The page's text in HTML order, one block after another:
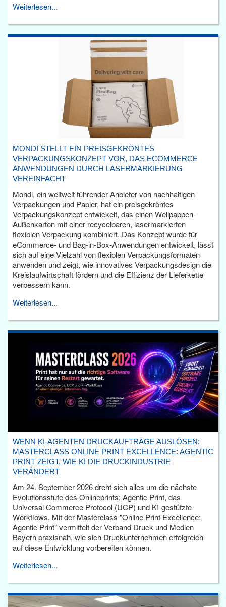
Weiterlesen...
MONDI STELLT EIN PREISGEKRÖNTES
VERPACKUNGSKONZEPT VOR, DAS ECOMMERCE
ANWENDUNGEN DURCH LASERMARKIERUNG
VEREINFACHT
Mondi, ein weltweit führender Anbieter von nachhaltigen
Verpackungen und Papier, hat ein preisgekröntes
Verpackungskonzept entwickelt, das einen Wellpappen-
Außenkarton mit einer recycelbaren, lasermarkierten
flexiblen Verpackung kombiniert. Das Konzept wurde für
eCommerce- und Bag-in-Box-Anwendungen entwickelt, lässt
sich auf eine Vielzahl von flexiblen Verpackungsformaten
anwenden und zeigt, wie innovatives Verpackungsdesign die
Kreislaufwirtschaft fördern und die Effizienz der Lieferkette
verbessern kann.
Weiterlesen...
WENN KI-AGENTEN DRUCKAUFTRÄGE AUSLÖSEN:
MASTERCLASS ONLINE PRINT EXCELLENCE: AGENTIC
PRINT ZEIGT, WIE KI DIE DRUCKINDUSTRIE
VERÄNDERT
Am 24. September 2026 dreht sich alles um die nächste
Evolutionsstufe des Onlineprints: Agentic Print, das
Universal Commerce Protocol (UCP) und KI-gestützte
Workflows. Mit der Masterclass "Online Print Excellence:
Agentic Print" vermittelt der Verband Druck und Medien
Bayern praxisnah, wie sich Druckunternehmen erfolgreich
auf diese Entwicklung vorbereiten können.
Weiterlesen...